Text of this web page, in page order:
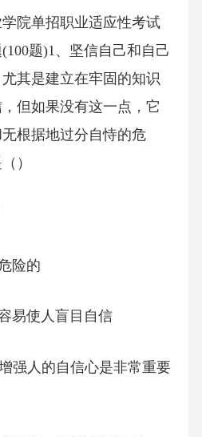
院单招职业适应性考试
题)1、坚信自己和自己
其是建立在牢固的知识
但如果没有这一点，它
根据地过分自恃的危
）
险的
易使人盲目自信
强人的自信心是非常重要